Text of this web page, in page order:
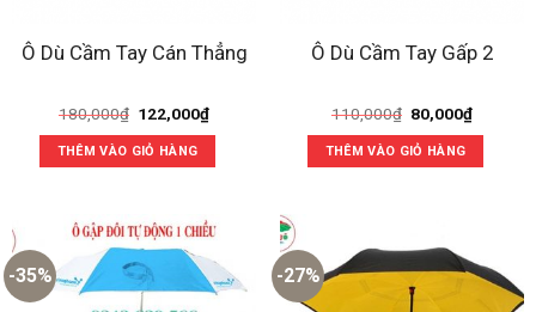
Ô Dù Cầm Tay Cán Thẳng
180,000₫ Giá
là:
180,000₫.
122,000₫Giá
THÊM VÀO GIỎ HÀNG
Ô Dù Cầm Tay Gấp 2
110,000₫ Giá
gốc
là:
110,000₫.
80,000₫Giá
THÊM VÀO GIỎ HÀNG
-35% -27%